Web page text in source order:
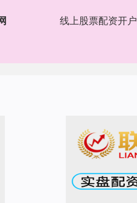
线上股票配资开户